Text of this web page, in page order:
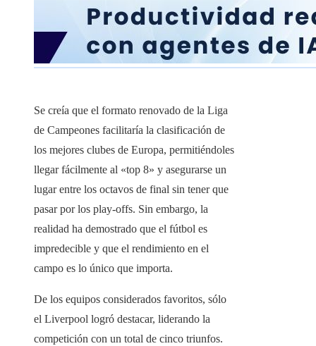
Se creía que el formato renovado de la Liga
de Campeones facilitaría la clasificación de
los mejores clubes de Europa, permitiéndoles
llegar fácilmente al «top 8» y asegurarse un
lugar entre los octavos de final sin tener que
pasar por los play-offs. Sin embargo, la
realidad ha demostrado que el fútbol es
impredecible y que el rendimiento en el
campo es lo único que importa.
De los equipos considerados favoritos, sólo
el Liverpool logró destacar, liderando la
competición con un total de cinco triunfos.